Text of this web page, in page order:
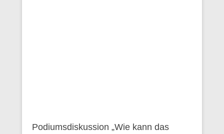
Podiumsdiskussion „Wie kann das